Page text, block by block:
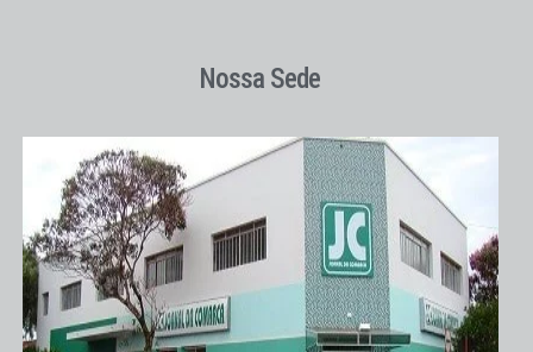
Nossa Sede